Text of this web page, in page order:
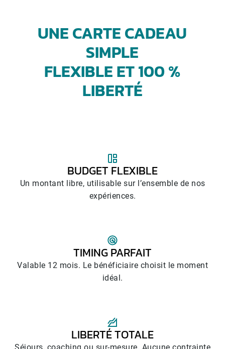
UNE CARTE CADEAU
SIMPLE
FLEXIBLE ET 100 %
LIBERTÉ
BUDGET FLEXIBLE
Un montant libre, utilisable sur l’ensemble de nos
expériences.
TIMING PARFAIT
Valable 12 mois. Le bénéficiaire choisit le moment
idéal.
LIBERTÉ TOTALE
Séjours, coaching ou sur-mesure. Aucune contrainte